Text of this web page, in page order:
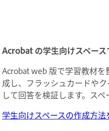
Acrobat の学生向けスペー
Acrobat web 版で学習教材
成し、フラッシュカードや
して回答を検証します。ス
学生向けスペースの作成方法